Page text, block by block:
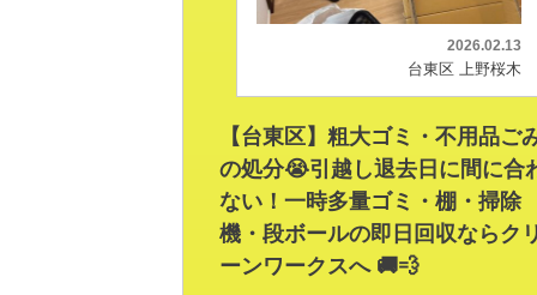
2026.02.13
台東区 上野桜木
【台東区】粗大ゴミ・不用品ご
の処分😭引越し退去日に間に合
ない！一時多量ゴミ・棚・掃除
機・段ボールの即日回収ならクリ
ーンワークスへ 🚚💨